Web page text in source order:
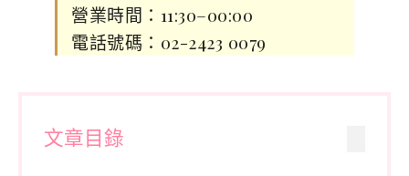
營業時間：11:30–00:00
電話號碼：02-2423 0079
文章目錄